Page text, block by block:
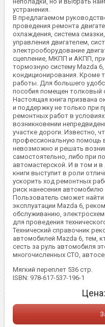
устранения.
В предлагаемом
проведения ремонта
охлаждения, система
управления двигателем,
электрооборудование
сцепление, МКПП и АКПП,
тормозную систему Mazda
кондиционирования. Кроме
работы. Для большего
пособия помещен толковый
Настоящая книга призвана
и поддержку не только при
ремонтных работ в
возникновении
участке дороги. Известно,
профессиональную помощь
невозможно и решать
самостоятельно, либо при
автомастерской. И в том и в
книги выступит в роли
ускорить ход ремонтных
риск нанесения
Пользователь сможет
эксплуатации Mazda 6,
обслуживанию,
для проведения
Технический справочник
автомобилей Mazda 6, тем,
сесть за руль автомобиля
многочисленных СТО,
Мягкий переплет 536 стр.
ISBN: 978-617-537-196-1
Цена: